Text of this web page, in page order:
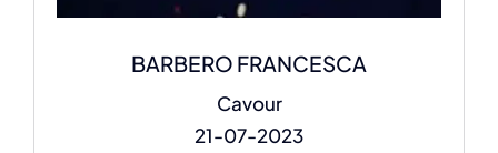
BARBERO FRANCESCA
Cavour
21-07-2023